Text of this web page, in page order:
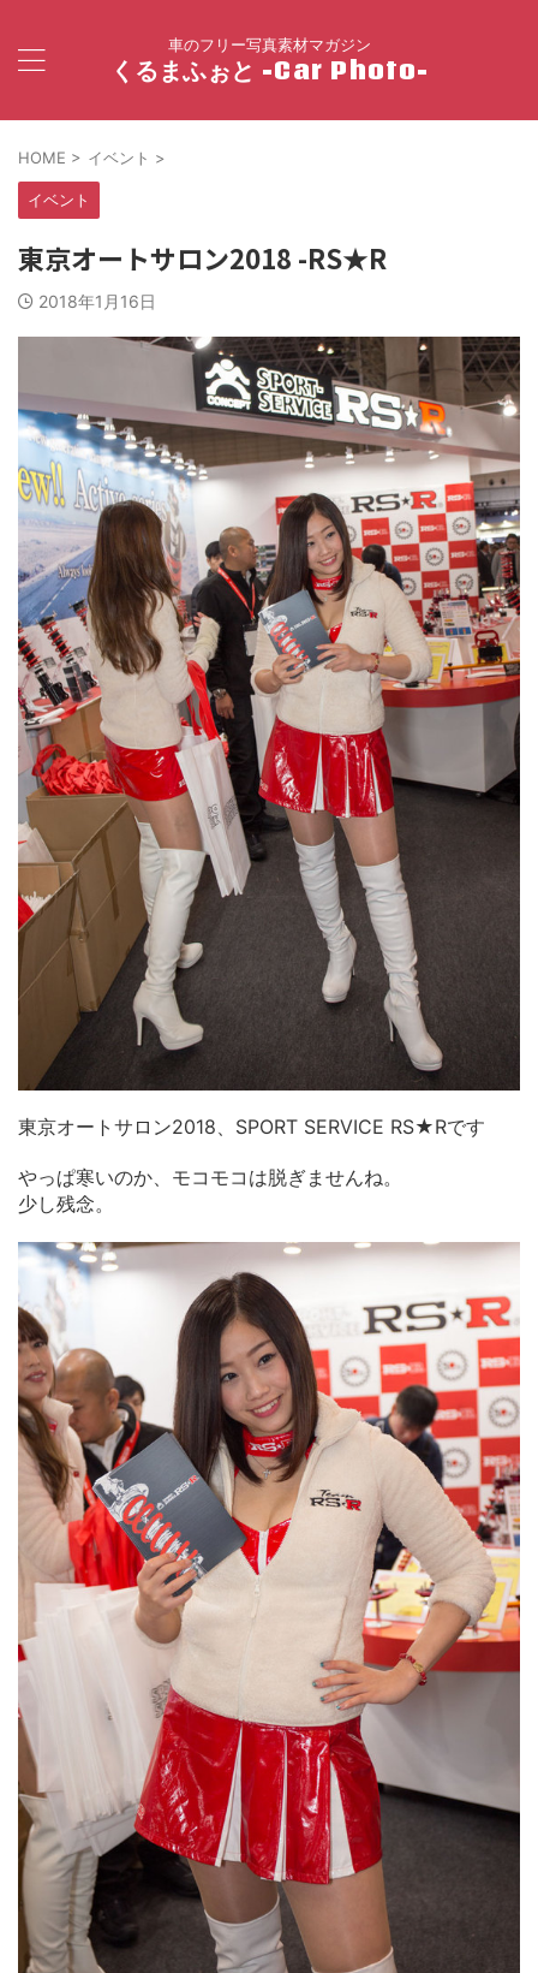
車のフリー写真素材マガジン
くるまふぉと -Car Photo-
HOME > イベント >
イベント
東京オートサロン2018 -RS★R
2018年1月16日
東京オートサロン2018、SPORT SERVICE RS★Rです
やっぱ寒いのか、モコモコは脱ぎませんね。
少し残念。